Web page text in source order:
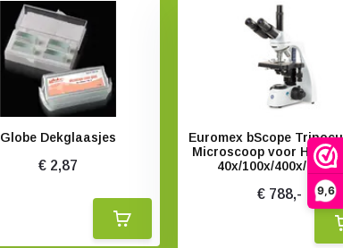
9,6
Globe Dekglaasjes
€ 2,87
Euromex bScope
Microscoop voor
40x/100x/400x/1000x
€ 788,-